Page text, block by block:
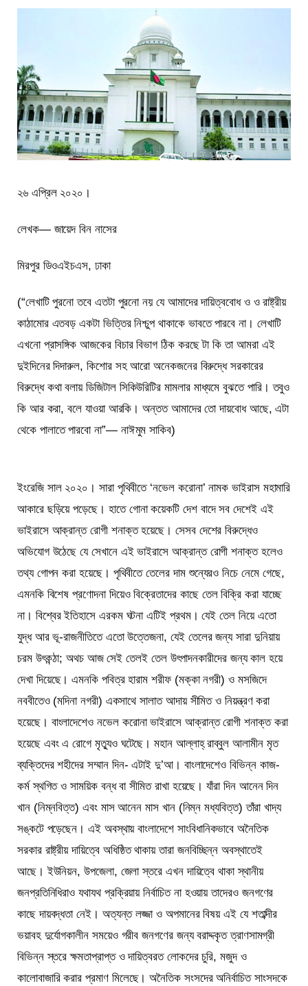
২৬ এপ্রিল ২০২০।
লেখক— জায়েদ বিন নাসের
মিরপুর ডিওএইচএস, ঢাকা
(“লেখাটি পুরনো তবে এতটা পুরনো নয় যে আমাদের দায়িত্ববোধ ও ও রাষ্ট্রীয়
কাঠামোর এতবড় একটা ভিত্তির নিশ্চুপ থাকাকে ভাবতে পারবে না। লেখাটি
এখনো প্রাসঙ্গিক আজকের বিচার বিভাগ ঠিক করছে টা কি তা আমরা এই
দুইদিনের দিদারুল, কিশোর সহ আরো অনেকজনের বিরুদ্ধে সরকারের
বিরুদ্ধে কথা বলায় ডিজিটাল সিকিউরিটির মামলার মাধ্যমে বুঝতে পারি। তবুও
কি আর করা, বলে যাওয়া আরকি। অন্তত আমাদের তো দায়বোধ আছে, এটা
থেকে পালাতে পারবো না”— নাঈমুম সাকিব)
ইংরেজি সাল ২০২০। সারা পৃথিবীতে ‘নভেল করোনা’ নামক ভাইরাস মহামারি
আকারে ছড়িয়ে পড়েছে। হাতে গোনা কয়েকটি দেশ বাদে সব দেশেই এই
ভাইরাসে আক্রান্ত রোগী শনাক্ত হয়েছে। সেসব দেশের বিরুদ্ধেও
অভিযোগ উঠেছে যে সেখানে এই ভাইরাসে আক্রান্ত রোগী শনাক্ত হলেও
তথ্য গোপন করা হয়েছে। পৃথিবীতে তেলের দাম শুন্যেরও নিচে নেমে গেছে,
এমনকি বিশেষ প্রণোদনা দিয়েও বিক্রেতাদের কাছে তেল বিক্রি করা যাচ্ছে
না। বিশ্বের ইতিহাসে এরকম ঘটনা এটিই প্রথম। যেই তেল নিয়ে এতো
যুদ্ধ আর ভূ-রাজনীতিতে এতো উত্তেজনা, যেই তেলের জন্য সারা দুনিয়ায়
চরম উৎকন্ঠা; অথচ আজ সেই তেলই তেল উৎপাদনকারীদের জন্য কাল হয়ে
দেখা দিয়েছে। এমনকি পবিত্র হারাম শরীফ (মক্কা নগরী) ও মসজিদে
নববীতেও (মদিনা নগরী) একসাথে সালাত আদায় সীমিত ও নিয়ন্ত্রণ করা
হয়েছে। বাংলাদেশেও নভেল করোনা ভাইরাসে আক্রান্ত রোগী শনাক্ত করা
হয়েছে এবং এ রোগে মৃত্যুও ঘটেছে। মহান আল্লাহ্ রাব্বুল আলামীন মৃত
ব্যক্তিদের শহীদের সম্মান দিন- এটাই দু’আ। বাংলাদেশেও বিভিন্ন কাজ-
কর্ম স্থগিত ও সাময়িক বন্ধ বা সীমিত রাখা হয়েছে। যাঁরা দিন আনেন দিন
খান (নিম্নবিত্ত) এবং মাস আনেন মাস খান (নিম্ন মধ্যবিত্ত) তাঁরা খাদ্য
সঙ্কটে পড়েছেন। এই অবস্থায় বাংলাদেশে সাংবিধানিকভাবে অনৈতিক
সরকার রাষ্ট্রীয় দায়িত্বে অধিষ্ঠিত থাকায় তারা জনবিচ্ছিন্ন অবস্থাতেই
আছে। ইউনিয়ন, উপজেলা, জেলা স্তরে এখন দায়িত্বে থাকা স্থানীয়
জনপ্রতিনিধিরাও যথাযথ প্রক্রিয়ায় নির্বাচিত না হওয়ায় তাদেরও জনগণের
কাছে দায়বদ্ধতা নেই। অত্যন্ত লজ্জা ও অপমানের বিষয় এই যে শতাব্দীর
ভয়াবহ দুর্যোগকালীন সময়েও গরীব জনগণের জন্য বরাদ্দকৃত ত্রাণসামগ্রী
বিভিন্ন স্তরে ক্ষমতাপ্রাপ্ত ও দায়িত্বরত লোকদের চুরি, মজুদ ও
কালোবাজারি করার প্রমাণ মিলেছে। অনৈতিক সংসদের অনির্বাচিত সাংসদকে